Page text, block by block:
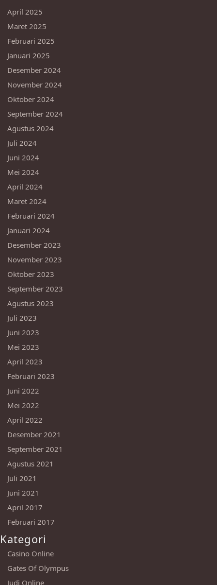
April 2025
Maret 2025
Februari 2025
Januari 2025
Desember 2024
November 2024
Oktober 2024
September 2024
Agustus 2024
Juli 2024
Juni 2024
Mei 2024
April 2024
Maret 2024
Februari 2024
Januari 2024
Desember 2023
November 2023
Oktober 2023
September 2023
Agustus 2023
Juli 2023
Juni 2023
Mei 2023
April 2023
Februari 2023
Juni 2022
Mei 2022
April 2022
Desember 2021
September 2021
Agustus 2021
Juli 2021
Juni 2021
April 2017
Februari 2017
Kategori
Casino Online
Gates Of Olympus
Judi Online